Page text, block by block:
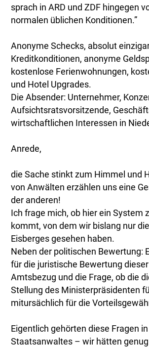
sprach in ARD und ZDF hingegen
normalen üblichen Konditionen.”
Anonyme Schecks, absolut
Kreditkonditionen, anonyme
kostenlose Ferienwohnungen,
und Hotel Upgrades.
Die Absender: Unternehmer,
Aufsichtsratsvorsitzende,
wirtschaftlichen Interessen in
Anrede,
die Sache stinkt zum Himmel und
von Anwälten erzählen uns eine
der anderen!
Ich frage mich, ob hier ein System
kommt, von dem wir bislang nur
Eisberges gesehen haben.
Neben der politischen Bewertung:
für die juristische Bewertung
Amtsbezug und die Frage, ob die
Stellung des Ministerpräsidenten
mitursächlich für die
Eigentlich gehörten diese Fragen
Staatsanwaltes – wir hätten